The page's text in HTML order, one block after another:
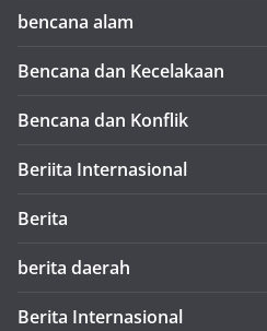
bencana alam
Bencana dan Kecelakaan
Bencana dan Konflik
Beriita Internasional
Berita
berita daerah
Berita Internasional